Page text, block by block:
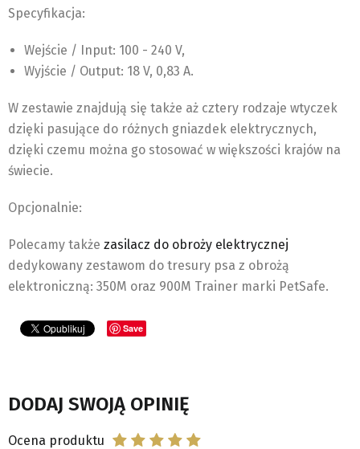
Specyfikacja:
Wejście / Input: 100 - 240 V,
Wyjście / Output: 18 V, 0,83 A.
W zestawie znajdują się także aż cztery rodzaje wtyczek
dzięki pasujące do różnych gniazdek elektrycznych,
dzięki czemu można go stosować w większości krajów na
świecie.
Opcjonalnie:
Polecamy także zasilacz do obroży elektrycznej
dedykowany zestawom do tresury psa z obrożą
elektroniczną: 350M oraz 900M Trainer marki PetSafe.
Save
DODAJ SWOJĄ OPINIĘ
Ocena produktu